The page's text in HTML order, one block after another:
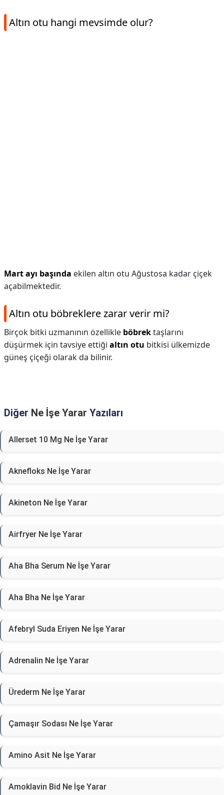
Altın otu hangi mevsimde olur?
Mart ayı başında ekilen altın otu Ağustosa kadar çiçek
açabilmektedir.
Altın otu böbreklere zarar verir mi?
Birçok bitki uzmanının özellikle böbrektaşlarını
düşürmek için tavsiye ettiği altın otu bitkisi ülkemizde
güneş çiçeği olarak da bilinir.
Diğer Ne İşe Yarar Yazıları
Allerset 10 Mg Ne İşe Yarar
Aknefloks Ne İşe Yarar
Akineton Ne İşe Yarar
Airfryer Ne İşe Yarar
Aha Bha Serum Ne İşe Yarar
Aha Bha Ne İşe Yarar
Afebryl Suda Eriyen Ne İşe Yarar
Adrenalin Ne İşe Yarar
Ürederm Ne İşe Yarar
Çamaşır Sodası Ne İşe Yarar
Amino Asit Ne İşe Yarar
Amoklavin Bid Ne İşe Yarar